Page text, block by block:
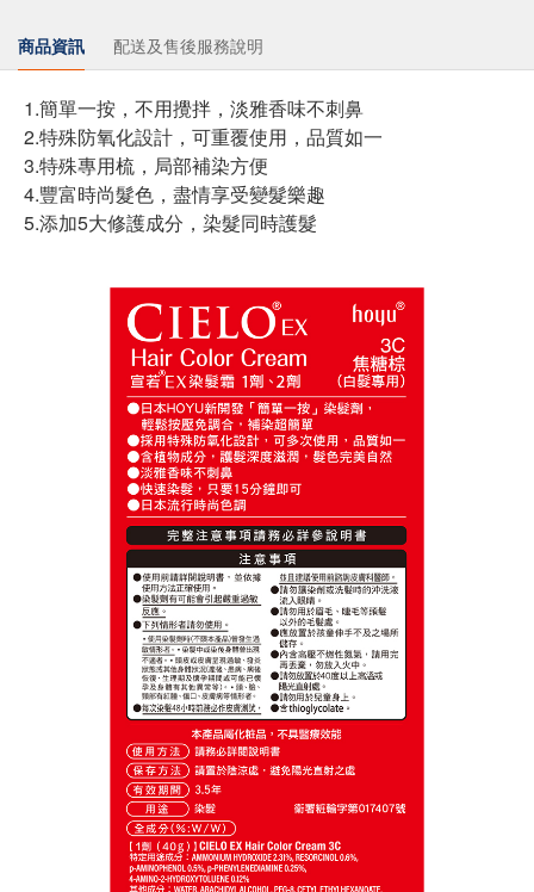
商品資訊 配送及售後服務說明
1.簡單一按，不用攪拌，淡雅香味不刺鼻
2.特殊防氧化設計，可重覆使用，品質如一
3.特殊專用梳，局部補染方便
4.豐富時尚髮色，盡情享受變髮樂趣
5.添加5大修護成分，染髮同時護髮